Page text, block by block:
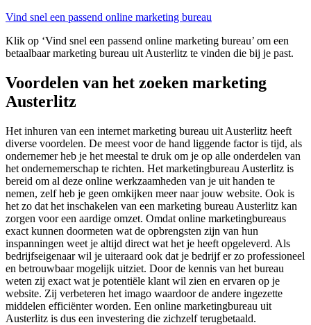
Vind snel een passend online marketing bureau
Klik op ‘Vind snel een passend online marketing bureau’ om een
betaalbaar marketing bureau uit Austerlitz te vinden die bij je past.
Voordelen van het zoeken marketing
Austerlitz
Het inhuren van een internet marketing bureau uit Austerlitz heeft
diverse voordelen. De meest voor de hand liggende factor is tijd, als
ondernemer heb je het meestal te druk om je op alle onderdelen van
het ondernemerschap te richten. Het marketingbureau Austerlitz is
bereid om al deze online werkzaamheden van je uit handen te
nemen, zelf heb je geen omkijken meer naar jouw website. Ook is
het zo dat het inschakelen van een marketing bureau Austerlitz kan
zorgen voor een aardige omzet. Omdat online marketingbureaus
exact kunnen doormeten wat de opbrengsten zijn van hun
inspanningen weet je altijd direct wat het je heeft opgeleverd. Als
bedrijfseigenaar wil je uiteraard ook dat je bedrijf er zo professioneel
en betrouwbaar mogelijk uitziet. Door de kennis van het bureau
weten zij exact wat je potentiële klant wil zien en ervaren op je
website. Zij verbeteren het imago waardoor de andere ingezette
middelen efficiënter worden. Een online marketingbureau uit
Austerlitz is dus een investering die zichzelf terugbetaald.